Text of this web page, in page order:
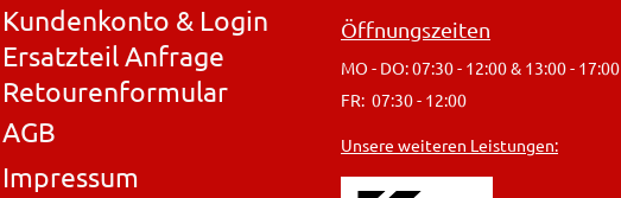
Kundenkonto & Login
Ersatzteil Anfrage
Retourenformular
AGB
Impressum
Öffnungszeiten
MO - DO: 07:30 - 12:00 & 13:00 - 17:00
FR: 07:30 - 12:00
Unsere weiteren Leistungen: